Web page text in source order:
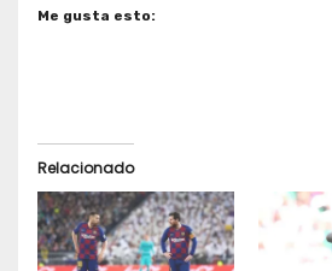
Me gusta esto:
Relacionado